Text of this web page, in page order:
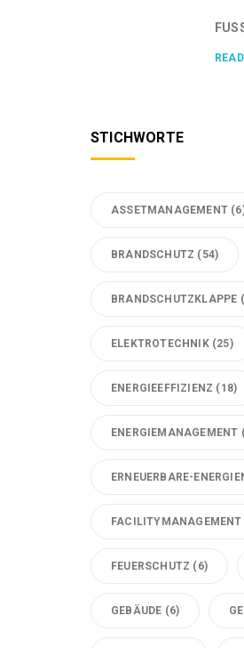
STICHWORTE
ASSETMANAGEMENT
BRANDSCHUTZ (54)
BRANDSCHUTZKLAPPE
ELEKTROTECHNIK(25)
ENERGIEEFFIZIENZ (18)
ENERGIEMANAGEMENT
ERNEUERBARE-
FACILITYMANAGEMENT
FEUERSCHUTZ (6)
GEBÄUDE (6)